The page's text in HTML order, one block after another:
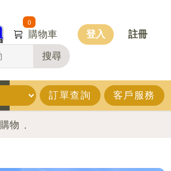
搜尋
0
購物車 登入 註冊
訂單查詢 客戶服務
購物 .